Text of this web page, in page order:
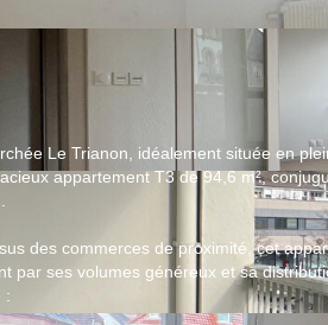
Le Trianon, idéalement située en
appartement T3 de 94,6 m²,
des commerces de proximité, cet
par ses volumes généreux et sa
: